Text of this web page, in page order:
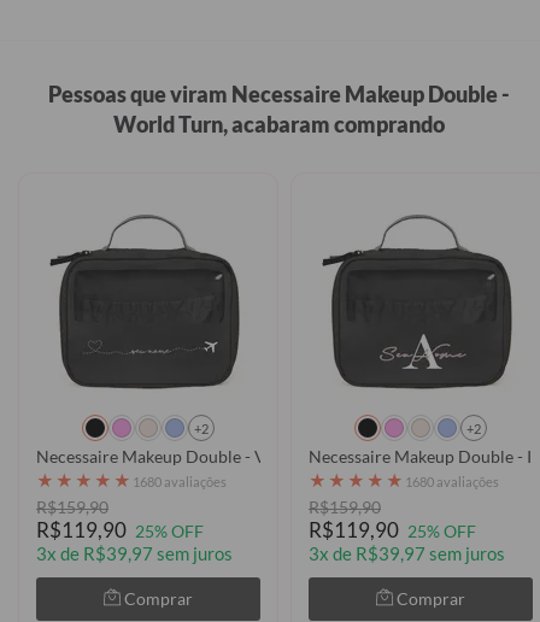
Pessoas que viram Necessaire Makeup Double -
World Turn, acabaram comprando
+2
Necessaire Makeup Double - Volta ao Mundo Manuscrita
★ ★ ★ ★ ★ 1680 avaliações
R$159,90
R$119,90 25% OFF
3x de R$39,97 sem juros
Comprar
+2
Necessaire Makeup Double -
★ ★ ★ ★ ★ 1680 avaliações
R$159,90
R$119,90 25% OFF
3x de R$39,97 sem juros
Comprar